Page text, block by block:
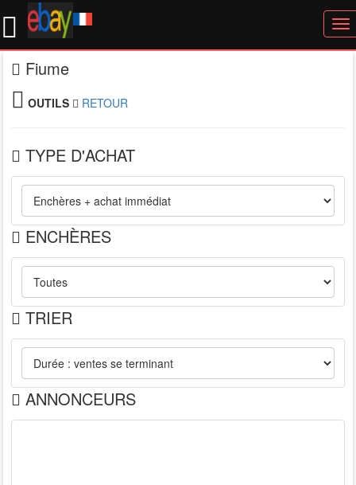
Fiume
OUTILS RETOUR
TYPE D'ACHAT
ENCHÈRES
TRIER
ANNONCEURS